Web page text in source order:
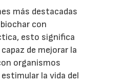
más destacadas
con
esto significa
de mejorar la
organismos
la vida del